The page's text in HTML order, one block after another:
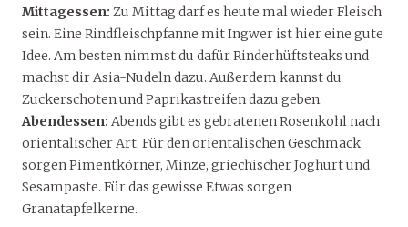
Mittagessen: Zu Mittag darf es heute mal wieder Fleisch
sein. Eine Rindfleischpfanne mit Ingwer ist hier eine gute
Idee. Am besten nimmst du dafür Rinderhüftsteaks und
machst dir Asia-Nudeln dazu. Außerdem kannst du
Zuckerschoten und Paprikastreifen dazu geben.
Abendessen: Abends gibt es gebratenen Rosenkohl nach
orientalischer Art. Für den orientalischen Geschmack
sorgen Pimentkörner, Minze, griechischer Joghurt und
Sesampaste. Für das gewisse Etwas sorgen
Granatapfelkerne.